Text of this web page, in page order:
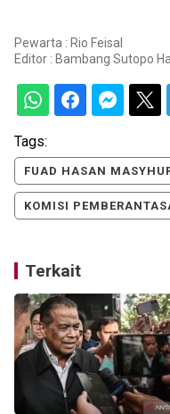
Pewarta : Rio Feisal
Editor : Bambang Sutopo
Tags:
FUAD HASAN
KOMISI
Terkait